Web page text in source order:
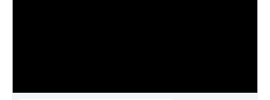
Enquete